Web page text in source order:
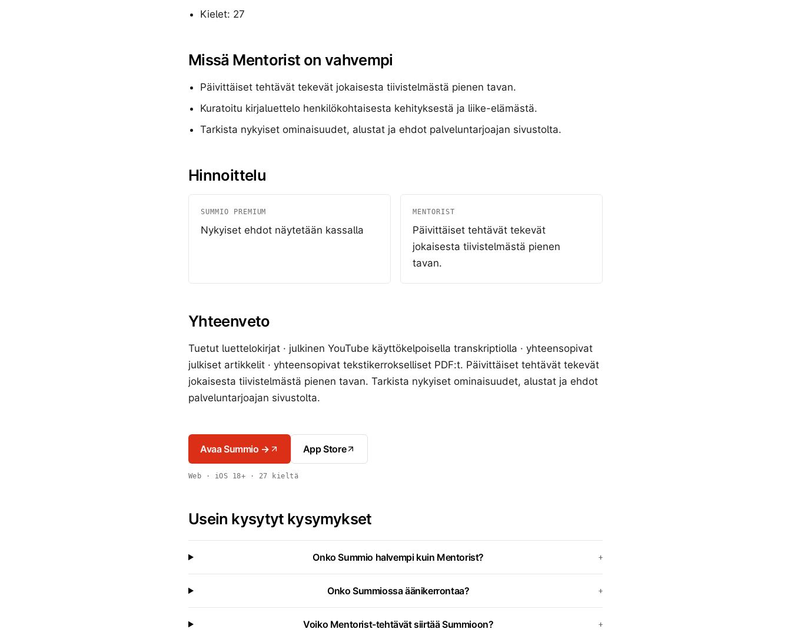
Kielet: 27
Missä Mentorist on vahvempi
Päivittäiset tehtävät tekevät jokaisesta tiivistelmästä pienen tavan.
Kuratoitu kirjaluettelo henkilökohtaisesta kehityksestä ja liike-elämästä.
Tarkista nykyiset ominaisuudet, alustat ja ehdot palveluntarjoajan sivustolta.
Hinnoittelu
SUMMIO PREMIUM
Nykyiset ehdot näytetään kassalla
MENTORIST
Päivittäiset tehtävät tekevät
jokaisesta tiivistelmästä pienen
tavan.
Yhteenveto
Tuetut luettelokirjat · julkinen YouTube käyttökelpoisella transkriptiolla · yhteensopivat
julkiset artikkelit · yhteensopivat tekstikerrokselliset PDF:t. Päivittäiset tehtävät tekevät
jokaisesta tiivistelmästä pienen tavan. Tarkista nykyiset ominaisuudet, alustat ja ehdot
palveluntarjoajan sivustolta.
Avaa Summio → App Store
Web · iOS 18+ · 27 kieltä
Usein kysytyt kysymykset
Onko Summio halvempi kuin Mentorist? +
Onko Summiossa äänikerrontaa? +
Voiko Mentorist-tehtävät siirtää Summioon? +